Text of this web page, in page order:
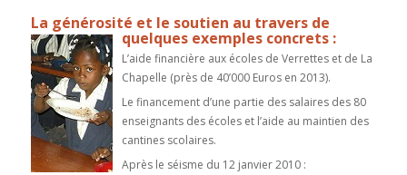
La générosité et le soutien au travers de
quelques exemples concrets :
L’aide financière aux écoles de Verrettes et de La
Chapelle (près de 40’000 Euros en 2013).
Le financement d’une partie des salaires des 80
enseignants des écoles et l’aide au maintien des
cantines scolaires.
Après le séisme du 12 janvier 2010 :